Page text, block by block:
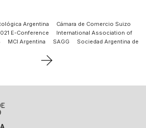
Argentina
Cámara de Comercio Suizo
E-Conference
International Association of
MCI Argentina SAGG
Sociedad Argentina de